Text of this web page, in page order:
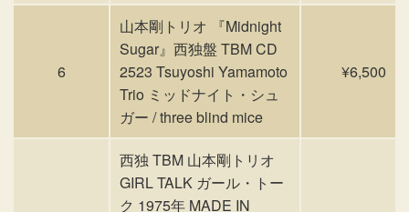
6
山本剛トリオ 『Midnight
Sugar』西独盤 TBM CD
2523 Tsuyoshi Yamamoto
Trio ミッドナイト・シュ
ガー / three blind mice
¥6,500
西独 TBM 山本剛トリオ
GIRL TALK ガール・トー
ク 1975年 MADE IN